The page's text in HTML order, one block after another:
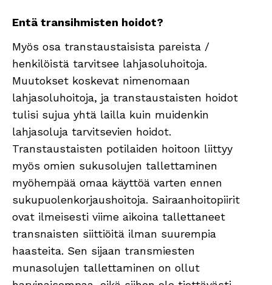
Entä transihmisten hoidot?
Myös osa transtaustaisista pareista /
henkilöistä tarvitsee lahjasoluhoitoja.
Muutokset koskevat nimenomaan
lahjasoluhoitoja, ja transtaustaisten hoidot
tulisi sujua yhtä lailla kuin muidenkin
lahjasoluja tarvitsevien hoidot.
Transtaustaisten potilaiden hoitoon liittyy
myös omien sukusolujen tallettaminen
myöhempää omaa käyttöä varten ennen
sukupuolenkorjaushoitoja. Sairaanhoitopiirit
ovat ilmeisesti viime aikoina tallettaneet
transnaisten siittiöitä ilman suurempia
haasteita. Sen sijaan transmiesten
munasolujen tallettaminen on ollut